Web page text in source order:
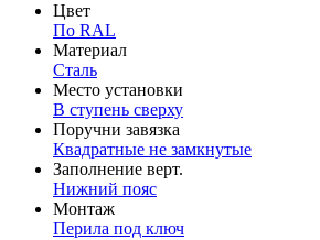
Цвет
По RAL
Материал
Сталь
Место установки
В ступень сверху
Поручни завязка
Квадратные не замкнутые
Заполнение верт.
Нижний пояс
Монтаж
Перила под ключ